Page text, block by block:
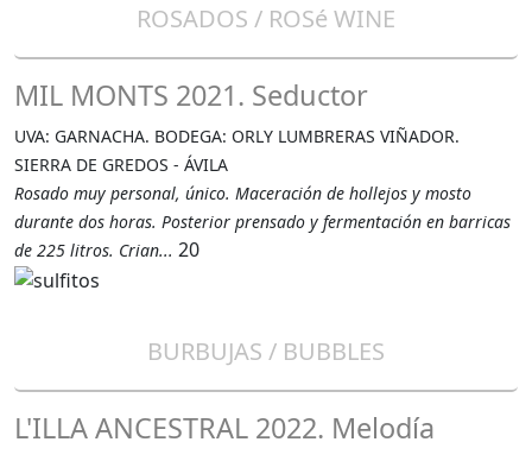
ROSADOS / ROSé WINE
MIL MONTS 2021. Seductor
UVA: GARNACHA. BODEGA: ORLY LUMBRERAS VIÑADOR.
SIERRA DE GREDOS - ÁVILA
Rosado muy personal, único. Maceración de hollejos y mosto
durante dos horas. Posterior prensado y fermentación en barricas
de 225 litros. Crian... 20
BURBUJAS / BUBBLES
L'ILLA ANCESTRAL 2022. Melodía